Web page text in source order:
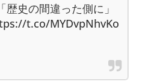
歴史の間違った側に」
t.co/MYDvpNhvKo